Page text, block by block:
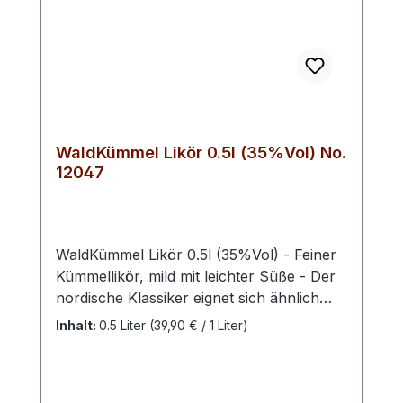
WaldKümmel Likör 0.5l (35%Vol) No.
12047
WaldKümmel Likör 0.5l (35%Vol) - Feiner
Kümmellikör, mild mit leichter Süße - Der
nordische Klassiker eignet sich ähnlich
unserem Waldaquavit hervorragend als
Inhalt: 0.5 Liter (39,90 € / 1 Liter)